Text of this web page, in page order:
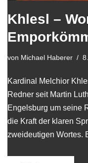
Khlesl –
von Michael Haberer
Kardinal Melchior
Redner seit Martin
Engelsburg um seine
die Kraft der klaren
zweideutigen Wortes.